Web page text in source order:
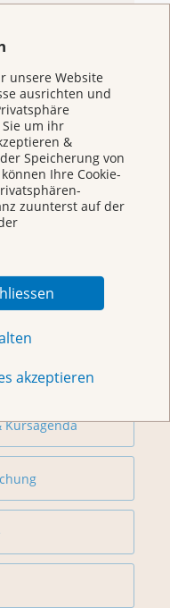
unsere Website
ausrichten und
um ihr
&
Speicherung von
Ihre Cookie-
zuunterst auf der
akzeptieren
18 Uhr
Kursagenda